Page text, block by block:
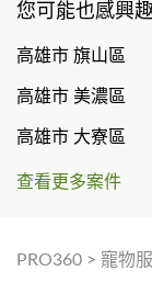
您可能也感興
高雄市 旗山區
高雄市 美濃區
高雄市 大寮區
查看更多案件
PRO360 > 寵物